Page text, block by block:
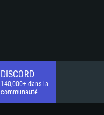
DISCORD
140,000+ dans la
communauté